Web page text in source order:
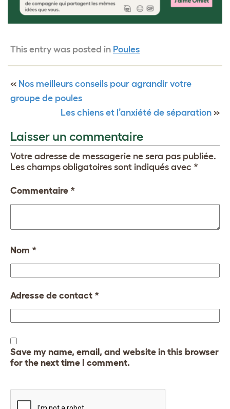
This entry was posted in Poules
« Nos meilleurs conseils pour agrandir votre
groupe de poules
Les chiens et l’anxiété de séparation »
Laisser un commentaire
Votre adresse de messagerie ne sera pas publiée.
Les champs obligatoires sont indiqués avec *
Commentaire *
Nom *
Adresse de contact *
Save my name, email, and website in this browser
for the next time I comment.